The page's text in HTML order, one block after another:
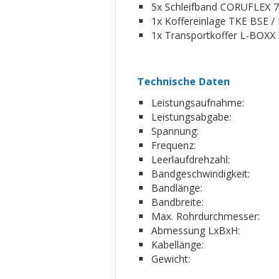
5x Schleifband CORUFLEX
1x Koffereinlage TKE BSE /
1x Transportkoffer L-BOXX
Technische Daten
Leistungsaufnahme:
Leistungsabgabe:
Spannung:
Frequenz:
Leerlaufdrehzahl:
Bandgeschwindigkeit:
Bandlänge:
Bandbreite:
Max. Rohrdurchmesser:
Abmessung LxBxH:
Kabellänge:
Gewicht: